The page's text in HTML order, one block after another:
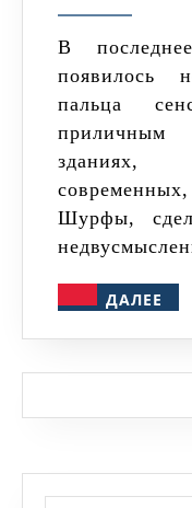
под
В последнее время в интернете
появилось
пальца
приличным
зданиях,
Шурфы,
ДАЛЕЕ